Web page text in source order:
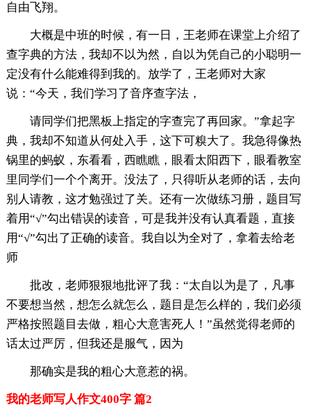
自由飞翔。
大概是中班的时候，有一日，王老师在课堂上介绍了
查字典的方法，我却不以为然，自以为凭自己的小聪明一
定没有什么能难得到我的。放学了，王老师对大家
说：“今天，我们学习了音序查字法，
请同学们把黑板上指定的字查完了再回家。”拿起字
典，我却不知道从何处入手，这下可糗大了。我急得像热
锅里的蚂蚁，东看看，西瞧瞧，眼看太阳西下，眼看教室
里同学们一个个离开。没法了，只得听从老师的话，去向
别人请教，这才勉强过了关。还有一次做练习册，题目写
着用“√”勾出错误的读音，可是我并没有认真看题，直接
用“√”勾出了正确的读音。我自以为全对了，拿着去给老
师
批改，老师狠狠地批评了我：“太自以为是了，凡事
不要想当然，想怎么就怎么，题目是怎么样的，我们必须
严格按照题目去做，粗心大意害死人！”虽然觉得老师的
话太过严厉，但我还是服气，因为
那确实是我的粗心大意惹的祸。
我的老师写人作文400字 篇2